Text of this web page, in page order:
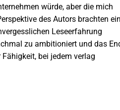
würde, aber die mich
des Autors brachten
Leseerfahrung
zu ambitioniert und das
bei jedem verlag